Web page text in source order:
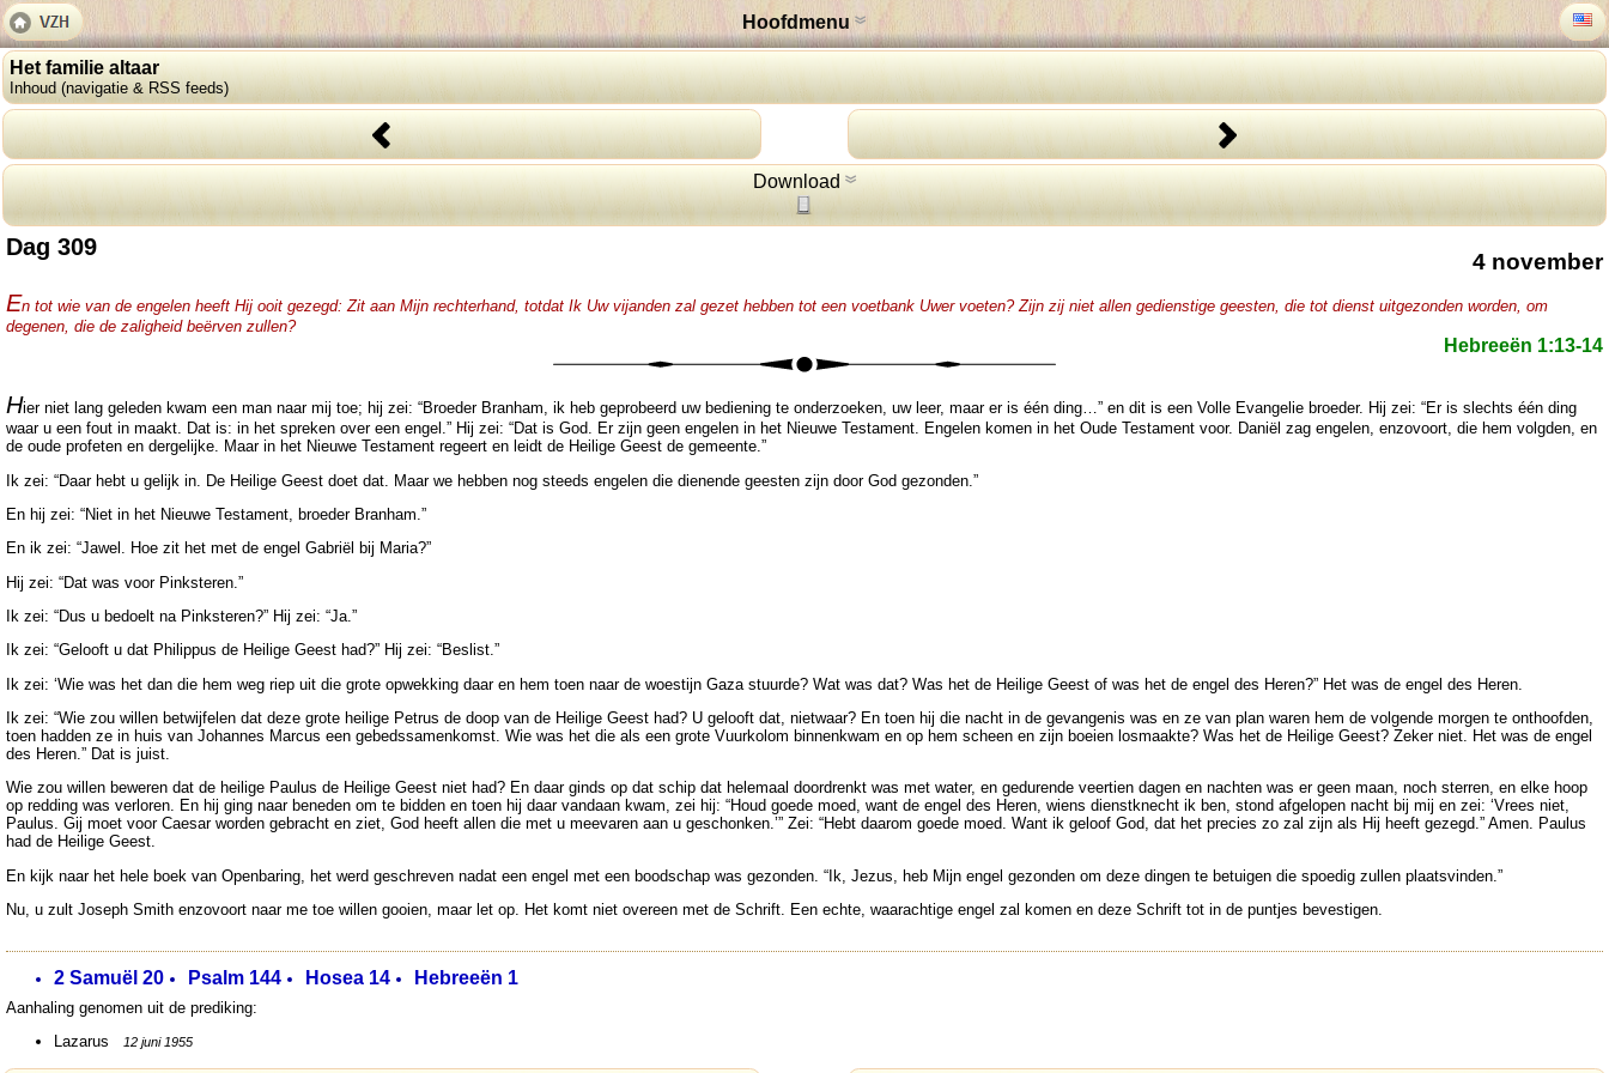
Hoofdmenu
Het familie altaar
Inhoud (navigatie & RSS feeds)
Download
4 november
Dag 309
En tot wie van de engelen heeft Hij ooit gezegd: Zit aan Mijn rechterhand, totdat Ik Uw vijanden zal gezet hebben tot een voetbank Uwer voeten? Zijn zij niet allen gedienstige geesten, die tot dienst uitgezonden worden, om
degenen, die de zaligheid beërven zullen?
Hebreeën 1:13-14
Hier niet lang geleden kwam een man naar mij toe; hij zei: “Broeder Branham, ik heb geprobeerd uw bediening te onderzoeken, uw leer, maar er is één ding…” en dit is een Volle Evangelie broeder. Hij zei: “Er is slechts één ding
waar u een fout in maakt. Dat is: in het spreken over een engel.” Hij zei: “Dat is God. Er zijn geen engelen in het Nieuwe Testament. Engelen komen in het Oude Testament voor. Daniël zag engelen, enzovoort, die hem volgden, en
de oude profeten en dergelijke. Maar in het Nieuwe Testament regeert en leidt de Heilige Geest de gemeente.”
Ik zei: “Daar hebt u gelijk in. De Heilige Geest doet dat. Maar we hebben nog steeds engelen die dienende geesten zijn door God gezonden.”
En hij zei: “Niet in het Nieuwe Testament, broeder Branham.”
En ik zei: “Jawel. Hoe zit het met de engel Gabriël bij Maria?”
Hij zei: “Dat was voor Pinksteren.”
Ik zei: “Dus u bedoelt na Pinksteren?” Hij zei: “Ja.”
Ik zei: “Gelooft u dat Philippus de Heilige Geest had?” Hij zei: “Beslist.”
Ik zei: ‘Wie was het dan die hem weg riep uit die grote opwekking daar en hem toen naar de woestijn Gaza stuurde? Wat was dat? Was het de Heilige Geest of was het de engel des Heren?” Het was de engel des Heren.
Ik zei: “Wie zou willen betwijfelen dat deze grote heilige Petrus de doop van de Heilige Geest had? U gelooft dat, nietwaar? En toen hij die nacht in de gevangenis was en ze van plan waren hem de volgende morgen te onthoofden,
toen hadden ze in huis van Johannes Marcus een gebedssamenkomst. Wie was het die als een grote Vuurkolom binnenkwam en op hem scheen en zijn boeien losmaakte? Was het de Heilige Geest? Zeker niet. Het was de engel
des Heren.” Dat is juist.
Wie zou willen beweren dat de heilige Paulus de Heilige Geest niet had? En daar ginds op dat schip dat helemaal doordrenkt was met water, en gedurende veertien dagen en nachten was er geen maan, noch sterren, en elke hoop
op redding was verloren. En hij ging naar beneden om te bidden en toen hij daar vandaan kwam, zei hij: “Houd goede moed, want de engel des Heren, wiens dienstknecht ik ben, stond afgelopen nacht bij mij en zei: ‘Vrees niet,
Paulus. Gij moet voor Caesar worden gebracht en ziet, God heeft allen die met u meevaren aan u geschonken.’” Zei: “Hebt daarom goede moed. Want ik geloof God, dat het precies zo zal zijn als Hij heeft gezegd.” Amen. Paulus
had de Heilige Geest.
En kijk naar het hele boek van Openbaring, het werd geschreven nadat een engel met een boodschap was gezonden. “Ik, Jezus, heb Mijn engel gezonden om deze dingen te betuigen die spoedig zullen plaatsvinden.”
Nu, u zult Joseph Smith enzovoort naar me toe willen gooien, maar let op. Het komt niet overeen met de Schrift. Een echte, waarachtige engel zal komen en deze Schrift tot in de puntjes bevestigen.
2 Samuël 20 Psalm 144 Hosea 14 Hebreeën 1
Aanhaling genomen uit de prediking:
Lazarus
12 juni 1955